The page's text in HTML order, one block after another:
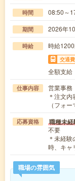
時間 08:50～
期間 2026年
時給 時給
交通費
全額支給
仕事内容
営業事務
＊注文
（フォ
応募資格 職種未
不要
＊未経
時、キャ
職場の雰囲気